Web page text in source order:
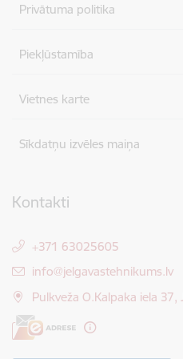
Privātuma politika
Piekļūstamība
Vietnes karte
Sīkdatņu izvēles maiņa
Kontakti
+371 63025605
E-pasts:
info@jelgavastehnikums.lv
Pulkveža O.Kalpaka iela 37,